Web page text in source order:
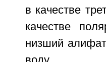
в качестве
качестве
низший